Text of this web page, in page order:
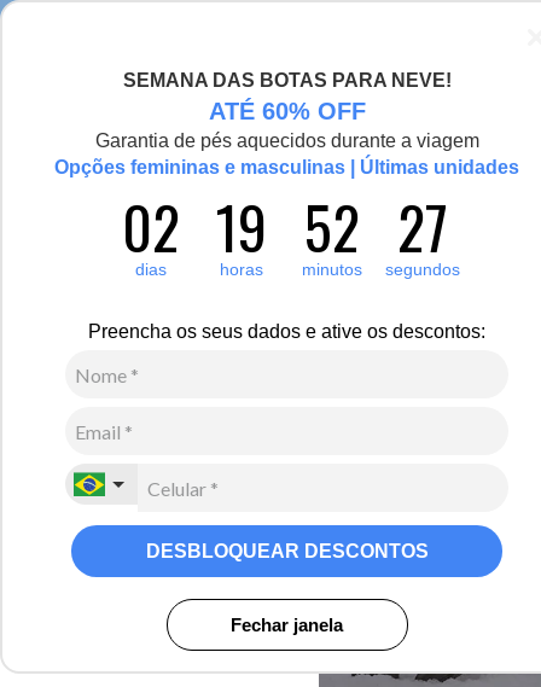
SEMANA DAS BOTAS PARA NEVE!
ATÉ 60% OFF
Garantia de pés aquecidos durante a viagem
Opções femininas e masculinas | Últimas unidades
02
dias 19
horas 52
minutos 26
segundos
Preencha os seus dados e ative os descontos:
DESBLOQUEAR DESCONTOS
Fechar janela
Calçados Botas Forradas em Lã
Botas femininas forradas em
ou com neve. Confira modelos casuais, urbanos e exploradores de
especiais para acompanhar você em todos os momentos do inverno